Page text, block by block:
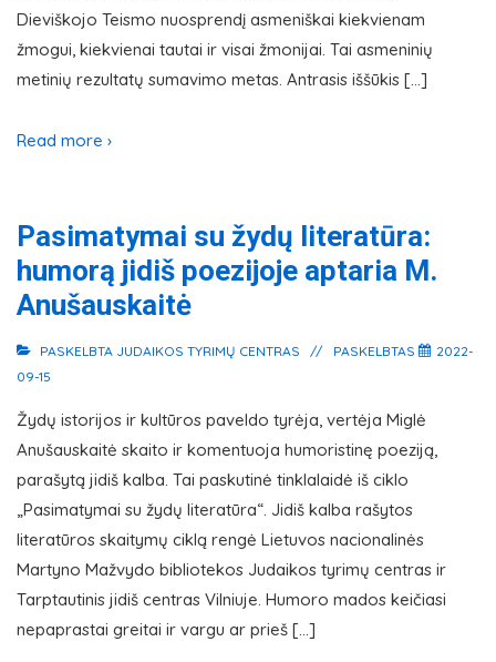
Dieviškojo Teismo nuosprendį asmeniškai kiekvienam
žmogui, kiekvienai tautai ir visai žmonijai. Tai asmeninių
metinių rezultatų sumavimo metas. Antrasis iššūkis […]
Read more ›
Pasimatymai su žydų literatūra:
humorą jidiš poezijoje aptaria M.
Anušauskaitė
PASKELBTA JUDAIKOS TYRIMŲ CENTRAS PASKELBTAS
2022-
09-15
Žydų istorijos ir kultūros paveldo tyrėja, vertėja Miglė
Anušauskaitė skaito ir komentuoja humoristinę poeziją,
parašytą jidiš kalba. Tai paskutinė tinklalaidė iš ciklo
„Pasimatymai su žydų literatūra“. Jidiš kalba rašytos
literatūros skaitymų ciklą rengė Lietuvos nacionalinės
Martyno Mažvydo bibliotekos Judaikos tyrimų centras ir
Tarptautinis jidiš centras Vilniuje. Humoro mados keičiasi
nepaprastai greitai ir vargu ar prieš […]